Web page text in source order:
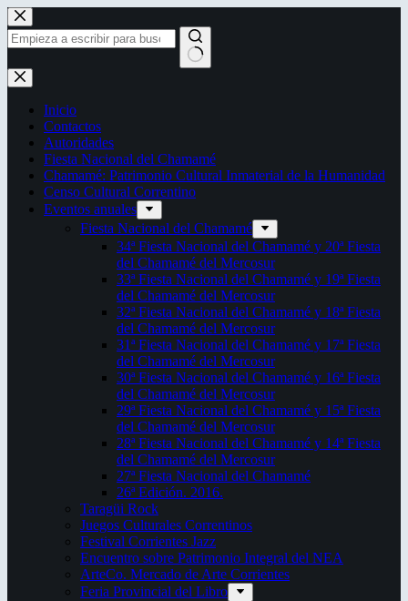
Saltar
al
contenido
Sin
resultados
Inicio
Contactos
Autoridades
Fiesta Nacional del Chamamé
Chamamé: Patrimonio Cultural Inmaterial de la Humanidad
Censo Cultural Correntino
Eventos anuales
Fiesta Nacional del Chamamé
34ª Fiesta Nacional del Chamamé y 20ª Fiesta
del Chamamé del Mercosur
33ª Fiesta Nacional del Chamamé y 19ª Fiesta
del Chamamé del Mercosur
32ª Fiesta Nacional del Chamamé y 18ª Fiesta
del Chamamé del Mercosur
31ª Fiesta Nacional del Chamamé y 17ª Fiesta
del Chamamé del Mercosur
30ª Fiesta Nacional del Chamamé y 16ª Fiesta
del Chamamé del Mercosur
29ª Fiesta Nacional del Chamamé y 15ª Fiesta
del Chamamé del Mercosur
28ª Fiesta Nacional del Chamamé y 14ª Fiesta
del Chamamé del Mercosur
27ª Fiesta Nacional del Chamamé
26ª Edición. 2016.
Taragüi Rock
Juegos Culturales Correntinos
Festival Corrientes Jazz
Encuentro sobre Patrimonio Integral del NEA
ArteCo. Mercado de Arte Corrientes
Feria Provincial del Libro